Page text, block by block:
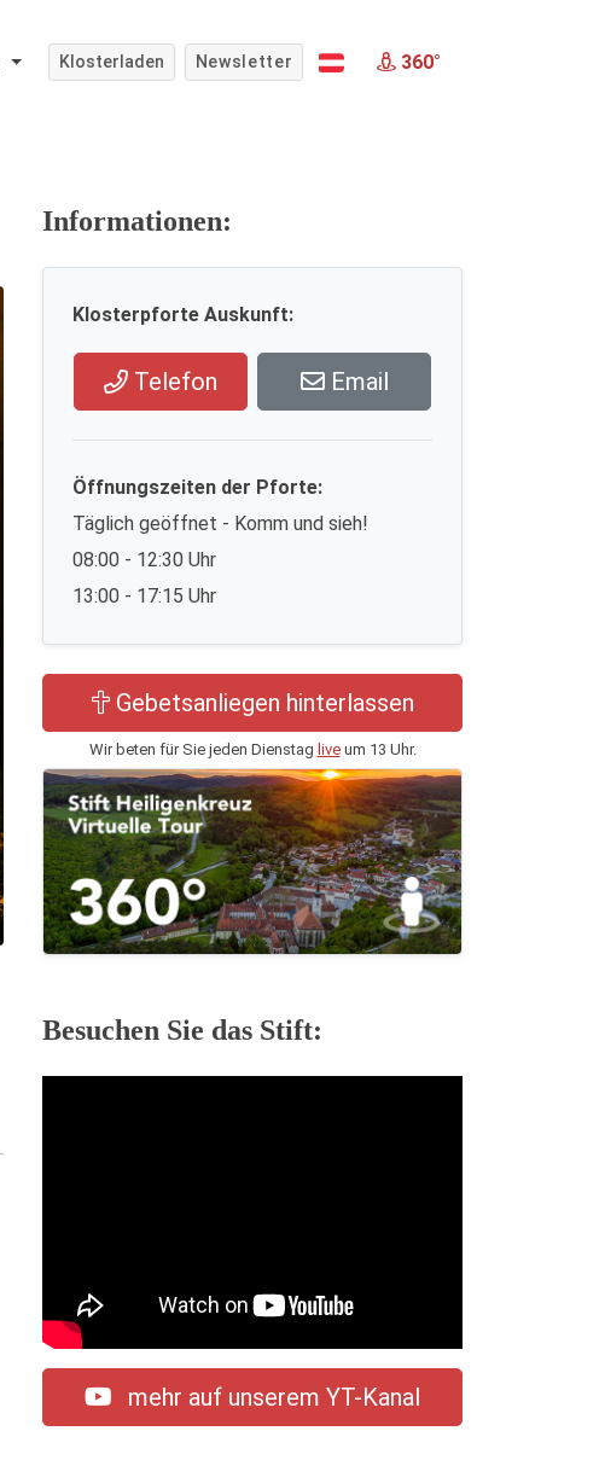
Klosterladen Newsletter 360°
Informationen:
Klosterpforte Auskunft:
Telefon Email
Öffnungszeiten der Pforte:
Täglich geöffnet - Komm und sieh!
08:00 - 12:30 Uhr
13:00 - 17:15 Uhr
Gebetsanliegen hinterlassen
Wir beten für Sie jeden Dienstag liveum 13 Uhr.
Besuchen Sie das Stift:
mehr auf unserem YT-Kanal